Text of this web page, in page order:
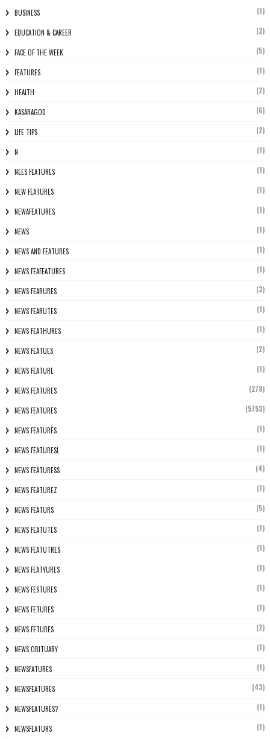
BUSINESS (1)
EDUCATION & CAREER (2)
FACE OF THE WEEK (5)
FEATURES (1)
HEALTH (2)
KASARAGOD (6)
LIFE TIPS (2)
N (1)
NEES FEATURES (1)
NEW FEATURES (1)
NEWAFEATURES (1)
NEWS (1)
NEWS AND FEATURES (1)
NEWS FEAFEATURES (1)
NEWS FEARURES (3)
NEWS FEARUTES (1)
NEWS FEATHURES (1)
NEWS FEATUES (2)
NEWS FEATURE (1)
NEWS FEATURES (278)
NEWS FEATURES (5753)
NEWS FEATURÈS (1)
NEWS FEATURESL (1)
NEWS FEATURESS (4)
NEWS FEATUREZ (1)
NEWS FEATURS (5)
NEWS FEATUTES (1)
NEWS FEATUTRES (1)
NEWS FEATYURES (1)
NEWS FESTURES (1)
NEWS FETURES (1)
NEWS FETURES (2)
NEWS OBITUARY (1)
NEWSFATURES (1)
NEWSFEATURES (43)
NEWSFEATURES? (1)
NEWSFEATURS (1)